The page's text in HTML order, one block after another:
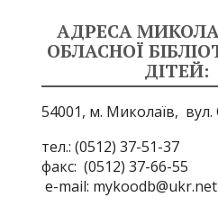
АДРЕСА
ОБЛАСНОЇ
ДІТЕЙ:
54001, м. Миколаїв, вул.
тел.: (0512) 37-51-37
факс: (0512)
e-mail: mykoodb@ukr.net